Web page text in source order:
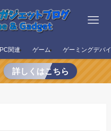
PC関連 ゲーム ゲーミングデバ
詳しくはこちら